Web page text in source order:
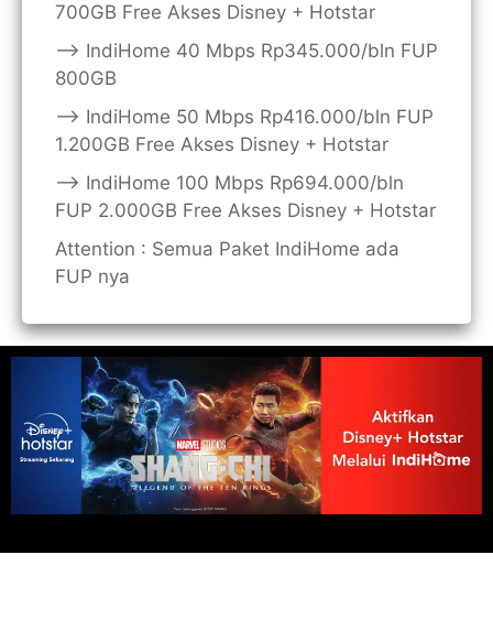
700GB Free Akses Disney + Hotstar
——> IndiHome 40 Mbps Rp345.000/bln FUP
800GB
——> IndiHome 50 Mbps Rp416.000/bln FUP
1.200GB Free Akses Disney + Hotstar
——> IndiHome 100 Mbps Rp694.000/bln
FUP 2.000GB Free Akses Disney + Hotstar
Attention : Semua Paket IndiHome ada
FUP nya